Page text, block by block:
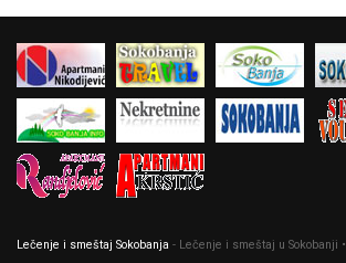
Lečenje i smeštaj Sokobanja - Lečenje i smeštaj u Sokobanji •